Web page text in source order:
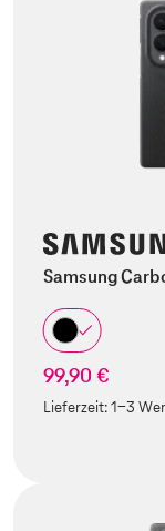
Samsung
99,90 €
Lieferzeit:1-3